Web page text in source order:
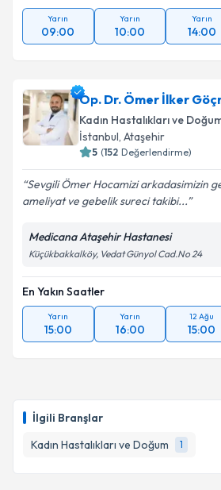
İlgili Branşlar
Kadın Hastalıkları ve Doğum
1
Yarın
09:00
Yarın
10:00
Yarın
14:00
Op. Dr. Ömer İlker
Kadın Hastalıkları ve
İstanbul, Ataşehir
5 (152 Değerlendirme)
Sevgili Ömer Hocamizi arkadasimizin
ameliyat ve gebelik sureci takibi...
Medicana Ataşehir Hastanesi
Küçükbakkalköy, Vedat Günyol Cad.No 24
En Yakın Saatler
Yarın
15:00
Yarın
16:00
12 Ağu
15:00